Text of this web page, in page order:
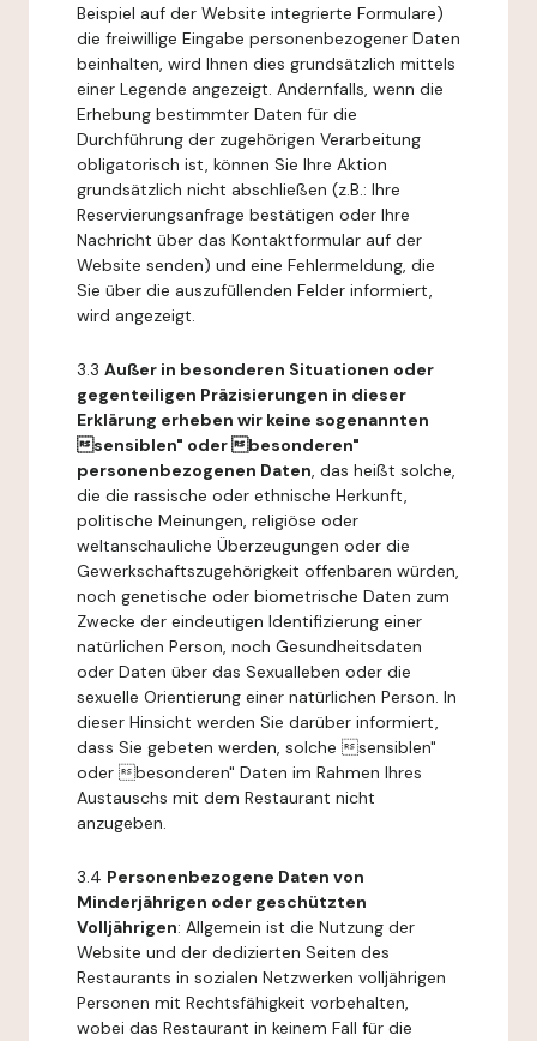
Beispiel auf der Website integrierte Formulare)
die freiwillige Eingabe personenbezogener Daten
beinhalten, wird Ihnen dies grundsätzlich mittels
einer Legende angezeigt. Andernfalls, wenn die
Erhebung bestimmter Daten für die
Durchführung der zugehörigen Verarbeitung
obligatorisch ist, können Sie Ihre Aktion
grundsätzlich nicht abschließen (z.B.: Ihre
Reservierungsanfrage bestätigen oder Ihre
Nachricht über das Kontaktformular auf der
Website senden) und eine Fehlermeldung, die
Sie über die auszufüllenden Felder informiert,
wird angezeigt.
3.3 Außer in besonderen Situationen oder
gegenteiligen Präzisierungen in dieser
Erklärung erheben wir keine sogenannten
sensiblen" oder besonderen"
personenbezogenen Daten, das heißt solche,
die die rassische oder ethnische Herkunft,
politische Meinungen, religiöse oder
weltanschauliche Überzeugungen oder die
Gewerkschaftszugehörigkeit offenbaren würden,
noch genetische oder biometrische Daten zum
Zwecke der eindeutigen Identifizierung einer
natürlichen Person, noch Gesundheitsdaten
oder Daten über das Sexualleben oder die
sexuelle Orientierung einer natürlichen Person. In
dieser Hinsicht werden Sie darüber informiert,
dass Sie gebeten werden, solche sensiblen"
oder besonderen" Daten im Rahmen Ihres
Austauschs mit dem Restaurant nicht
anzugeben.
3.4 Personenbezogene Daten von
Minderjährigen oder geschützten
Volljährigen: Allgemein ist die Nutzung der
Website und der dedizierten Seiten des
Restaurants in sozialen Netzwerken volljährigen
Personen mit Rechtsfähigkeit vorbehalten,
wobei das Restaurant in keinem Fall für die